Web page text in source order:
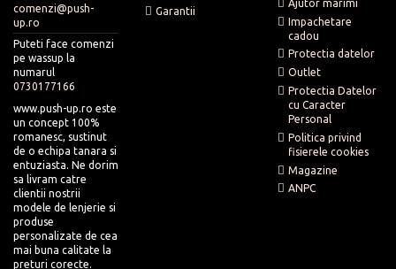
comenzi@push-
up.ro
Puteti face comenzi
pe wassup la
numarul
0730177166
www.push-up.ro este
un concept 100%
romanesc, sustinut
de o echipa tanara si
entuziasta. Ne dorim
sa livram catre
clientii nostrii
modele de lenjerie si
produse
personalizate de cea
mai buna calitate la
preturi corecte.
Garantii
Ajutor marimi
Impachetare
cadou
Protectia datelor
Outlet
Protectia Datelor
cu Caracter
Personal
Politica privind
fisierele cookies
Magazine
ANPC